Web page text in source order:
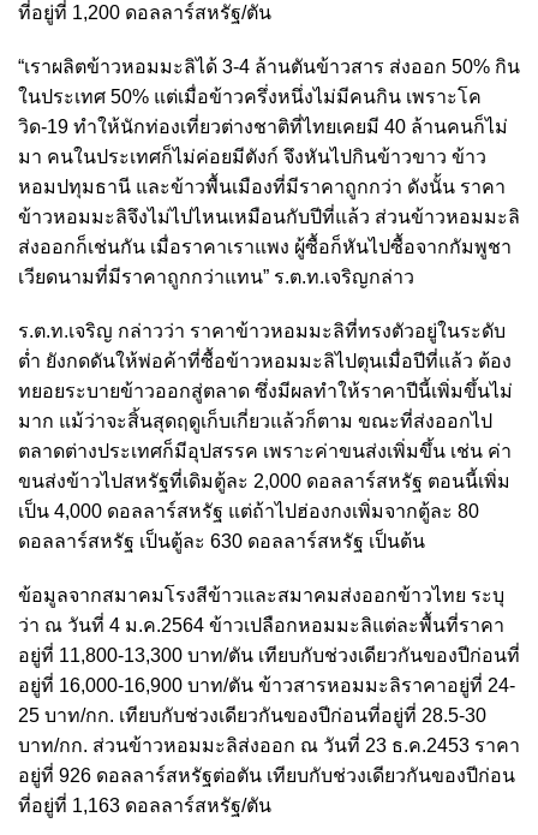
ที่อยู่ที่ 1,200 ดอลลาร์สหรัฐ/ตัน
“เราผลิตข้าวหอมมะลิได้ 3-4 ล้านตันข้าวสาร ส่งออก 50% กิน
ในประเทศ 50% แต่เมื่อข้าวครึ่งหนึ่งไม่มีคนกิน เพราะโค
วิด-19 ทำให้นักท่องเที่ยวต่างชาติที่ไทยเคยมี 40 ล้านคนก็ไม่
มา คนในประเทศก็ไม่ค่อยมีตังก์ จึงหันไปกินข้าวขาว ข้าว
หอมปทุมธานี และข้าวพื้นเมืองที่มีราคาถูกกว่า ดังนั้น ราคา
ข้าวหอมมะลิจึงไม่ไปไหนเหมือนกับปีที่แล้ว ส่วนข้าวหอมมะลิ
ส่งออกก็เช่นกัน เมื่อราคาเราแพง ผู้ซื้อก็หันไปซื้อจากกัมพูชา
เวียดนามที่มีราคาถูกกว่าแทน” ร.ต.ท.เจริญกล่าว
ร.ต.ท.เจริญ กล่าวว่า ราคาข้าวหอมมะลิที่ทรงตัวอยู่ในระดับ
ต่ำ ยังกดดันให้พ่อค้าที่ซื้อข้าวหอมมะลิไปตุนเมื่อปีที่แล้ว ต้อง
ทยอยระบายข้าวออกสู่ตลาด ซึ่งมีผลทำให้ราคาปีนี้เพิ่มขึ้นไม่
มาก แม้ว่าจะสิ้นสุดฤดูเก็บเกี่ยวแล้วก็ตาม ขณะที่ส่งออกไป
ตลาดต่างประเทศก็มีอุปสรรค เพราะค่าขนส่งเพิ่มขึ้น เช่น ค่า
ขนส่งข้าวไปสหรัฐที่เดิมตู้ละ 2,000 ดอลลาร์สหรัฐ ตอนนี้เพิ่ม
เป็น 4,000 ดอลลาร์สหรัฐ แต่ถ้าไปฮ่องกงเพิ่มจากตู้ละ 80
ดอลลาร์สหรัฐ เป็นตู้ละ 630 ดอลลาร์สหรัฐ เป็นต้น
ข้อมูลจากสมาคมโรงสีข้าวและสมาคมส่งออกข้าวไทย ระบุ
ว่า ณ วันที่ 4 ม.ค.2564 ข้าวเปลือกหอมมะลิแต่ละพื้นที่ราคา
อยู่ที่ 11,800-13,300 บาท/ตัน เทียบกับช่วงเดียวกันของปีก่อนที่
อยู่ที่ 16,000-16,900 บาท/ตัน ข้าวสารหอมมะลิราคาอยู่ที่ 24-
25 บาท/กก. เทียบกับช่วงเดียวกันของปีก่อนที่อยู่ที่ 28.5-30
บาท/กก. ส่วนข้าวหอมมะลิส่งออก ณ วันที่ 23 ธ.ค.2453 ราคา
อยู่ที่ 926 ดอลลาร์สหรัฐต่อตัน เทียบกับช่วงเดียวกันของปีก่อน
ที่อยู่ที่ 1,163 ดอลลาร์สหรัฐ/ตัน